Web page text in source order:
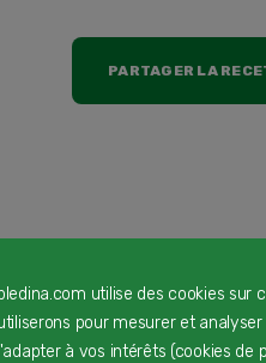
PARTAGER LA
bledina.com utilise des cookies sur
pour mesurer et
l'adapter à vos intérêts (cookies de